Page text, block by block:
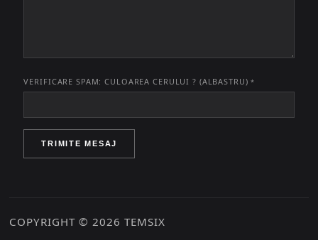
VERIFICARE SPAM: CULOAREA CERULUI ? (ALBASTRU)*
TRIMITE MESAJ
COPYRIGHT © 2026 TEMSIX